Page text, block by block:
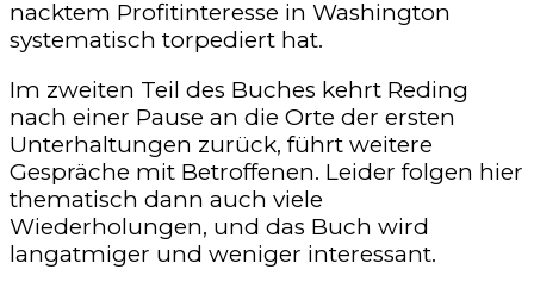
nacktem Profitinteresse in Washington
systematisch torpediert hat.
Im zweiten Teil des Buches kehrt Reding
nach einer Pause an die Orte der ersten
Unterhaltungen zurück, führt weitere
Gespräche mit Betroffenen. Leider folgen hier
thematisch dann auch viele
Wiederholungen, und das Buch wird
langatmiger und weniger interessant.